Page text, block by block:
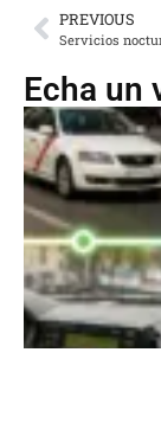
PREVIOUS
Echa un